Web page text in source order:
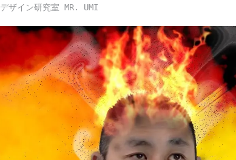
デザイン研究室 MR. UMI